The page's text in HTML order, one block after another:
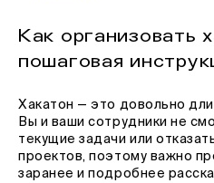
Как организовать
пошаговая
Хакатон — это довольно
Вы и ваши сотрудники не
текущие задачи или
проектов, поэтому важно
заранее и подробнее